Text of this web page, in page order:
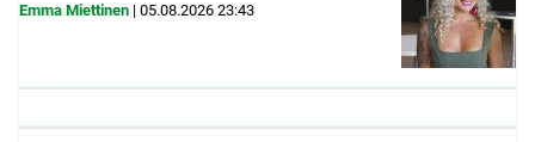
Emma Miettinen | 05.08.2026 23:43